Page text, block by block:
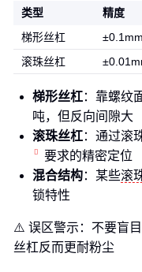
类型 精度
梯形丝杠
±0.1mm
滚珠丝杠
梯形丝杠：靠螺纹
吨，但反向间隙大
滚珠丝杠：通过滚
要求的精密定位
混合结构：某些滚
锁特性
⚠️ 误区警示：不要盲
丝杠反而更耐粉尘